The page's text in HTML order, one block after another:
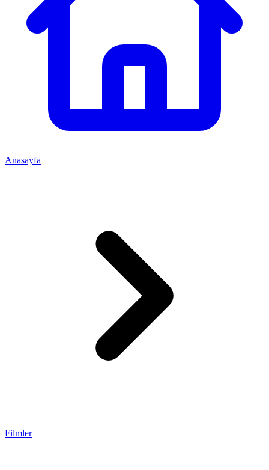
Anasayfa
Filmler